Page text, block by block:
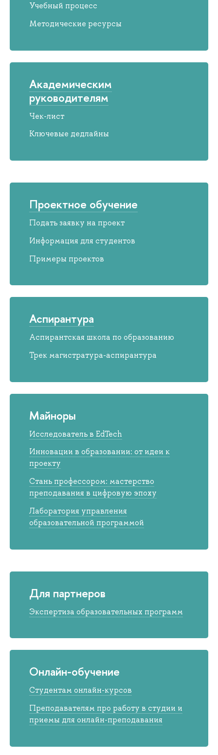
Учебный процесс
Методические ресурсы
Академическим
руководителям
Чек-лист
Ключевые дедлайны
Проектное обучение
Подать заявку на проект
Информация для студентов
Примеры проектов
Аспирантура
Аспирантская школа по образованию
Трек магистратура-аспирантура
Майноры
Исследователь в EdTech
Инновации в образовании: от идеи к
проекту
Стань профессором: мастерство
преподавания в цифровую эпоху
Лаборатория управления
образовательной программой
Для партнеров
Экспертиза образовательных программ
Онлайн-обучение
Студентам онлайн-курсов
Преподавателям про работу в студии и
приемы для онлайн-преподавания